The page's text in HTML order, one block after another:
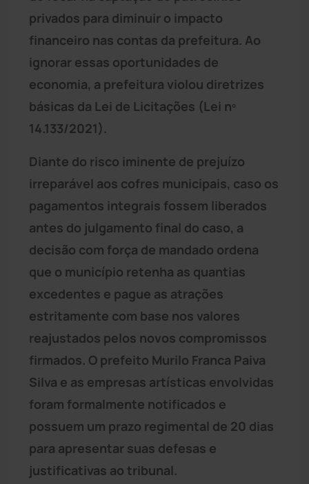
privados para diminuir o impacto
financeiro nas contas da prefeitura. Ao
ignorar essas oportunidades de
economia, a prefeitura violou diretrizes
básicas da Lei de Licitações (Lei nº
14.133/2021).
Diante do risco iminente de prejuízo
irreparável aos cofres municipais, caso os
pagamentos integrais fossem liberados
antes do julgamento final do caso, a
decisão com força de mandado ordena
que o município retenha as quantias
excedentes e pague as atrações
estritamente com base nos valores
reajustados pelos novos compromissos
firmados. O prefeito Murilo Franca Paiva
Silva e as empresas artísticas envolvidas
foram formalmente notificados e
possuem um prazo regimental de 20 dias
para apresentar suas defesas e
justificativas ao tribunal.